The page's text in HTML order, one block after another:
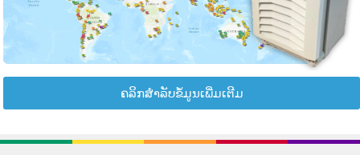
ຄລິກສຳລັບຂໍ້ມູນເພີ່ມເຕີມ